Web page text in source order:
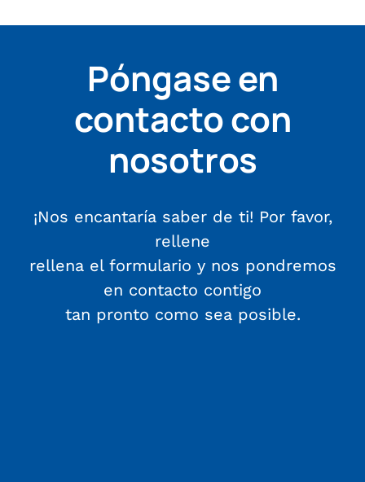
Póngase en
contacto con
nosotros
¡Nos encantaría saber de ti! Por favor,
rellene
rellena el formulario y nos pondremos
en contacto contigo
tan pronto como sea posible.